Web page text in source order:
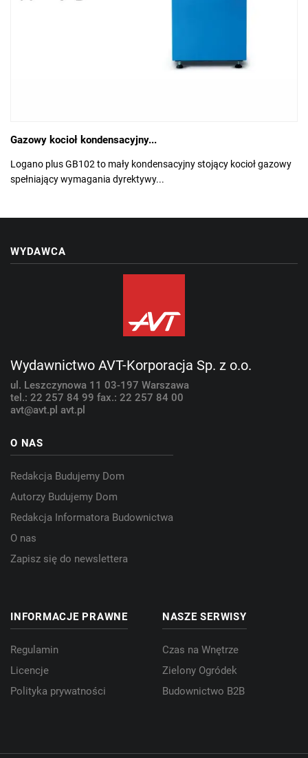
Gazowy kocioł kondensacyjny...
Logano plus GB102 to mały kondensacyjny stojący kocioł gazowy
spełniający wymagania dyrektywy...
WYDAWCA
Wydawnictwo AVT-Korporacja Sp. z o.o.
ul. Leszczynowa 11 03-197 Warszawa
tel.: 22 257 84 99 fax.: 22 257 84 00
avt@avt.pl avt.pl
O NAS
Redakcja Budujemy Dom
Autorzy Budujemy Dom
Redakcja Informatora Budownictwa
O nas
Zapisz się do newslettera
INFORMACJE PRAWNE
Regulamin
Licencje
Polityka prywatności
NASZE SERWISY
Czas na Wnętrze
Zielony Ogródek
Budownictwo B2B